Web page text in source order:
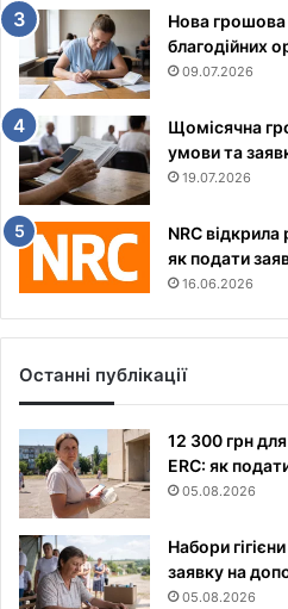
Нова грошова
благодійних
09.07.2026
Щомісячна
умови та
19.07.2026
NRC
як подати
16.06.2026
Останні публікації
12 300 грн
ERC: як
05.08.2026
Набори
заявку на
05.08.2026